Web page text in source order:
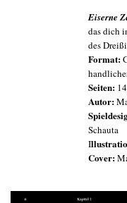
Eiserne
das dich
des
Format:
Seiten:
Autor:
Schauta
I
Cover: